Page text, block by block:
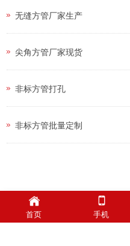
无缝方管厂家生产
尖角方管厂家现货
非标方管打孔
非标方管批量定制
首页 手机